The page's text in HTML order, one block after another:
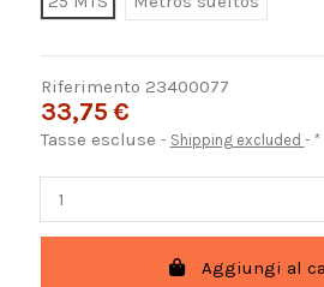
Riferimento 23400077
33,75 €
Tasse escluse Shipping excluded *
Aggiungi al